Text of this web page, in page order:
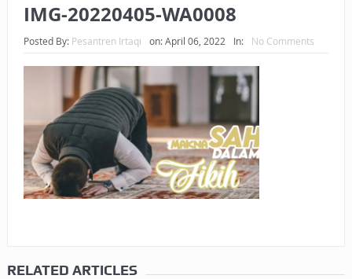
HUKUM MEMBAYAR ZAKAT KEPADA KERABAT SENDIRI
IMG-20220405-WA0008
Posted By: Pesantren Irtaqi on:April 06, 2022 In: No Comments
RELATED ARTICLES